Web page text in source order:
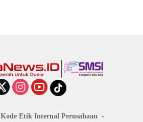
Kode Etik Internal Perusahaan